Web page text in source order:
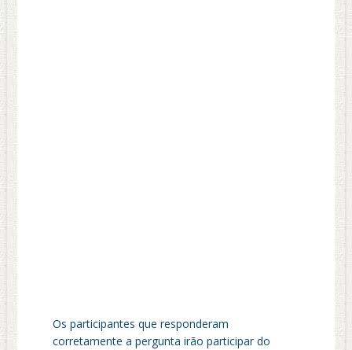
Os participantes que responderam
corretamente a pergunta irão participar do